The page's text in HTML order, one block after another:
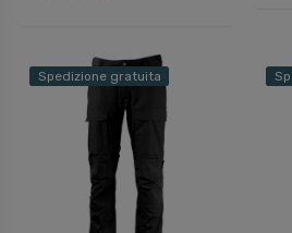
Spedizione gratuita